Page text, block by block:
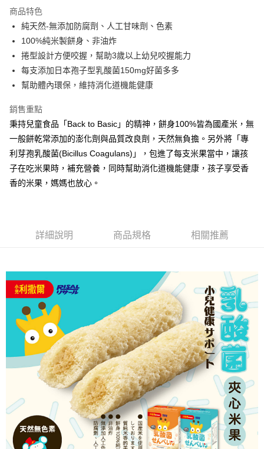
流程，驗證手機門號後，選擇欲分期的期數、繳款截止日，確認付款後即完
成交易。
3.實際核准額度、可分期數及費用金額請依後續交易確認頁面所載為準。
4.訂單成立30分鐘內，如未前往確認交易或遇審核未通過，訂單將自動取
法說明評估內容。
【繳款方式說明】
1.分期款項不併入電信帳單，「大哥付你分期」於每月結算日後寄送繳費提
醒簡訊。
帳／街口支付／iPASS MONEY」等通路繳費。
【注意事項】
1.本服務係由「台灣大哥大股份有限公司」（以下簡稱本公司）所提供，讓
用戶於交易時，得透過本服務購買商品或服務，並由商店將買賣／分期付款
買賣價金債權讓與本公司後，依約使用本公司帳單繳交帳款。
資料（包含姓名、電話或地址）提供予台灣大哥大進項蒐集、處理及利用，
【關於「AFTEE先享後付」】
AFTEE先享後付是「在收到商品之後才付款」的支付方式。 讓您購物簡單
便利好安心！
１．簡單：不需註冊會員、不需綁卡、不需儲值。
２．便利：只要手機號碼，簡訊認證，即可結帳。
３．安心：先確認商品／服務後，再付款。
【「AFTEE先享後付」結帳流程】
結帳頁面，進行簡訊認證並確認金額後，即可完成結帳。
３．收到繳費通知簡訊後14天內，點擊此簡訊中的連結，可透過四大超商／
ATM／網路銀行／等多元方式進行付款，方視為交易完成。
※ 請注意：結帳手續完成當下不需立刻繳費，但若您需要取消訂單，請聯絡
購買商品的店家。未經商家同意取消之訂單仍視為有效，需透過AFTEE先享
後付繳納相關費用。
※ 交易是否成功請以「AFTEE先享後付 」之結帳頁面顯示為準，若有關於
１．透過由恩沛科技股份有限公司提供之「AFTEE先享後付」服務完成之交
３．未成年的使用者請事先徵得法定代理人或監護人之同意方可使用
「AFTEE先享後付」，若未經同意申辦者引起之損失，本公司不負相關責
任。
４．使用「AFTEE先享後付」時，將依據個別帳號之用戶狀況，依本公司即
時審查核予不同之上限額度；若仍有額度不足之情形，本公司將視審查結果
請求用戶進行身份認證。
５．嚴禁一人註冊多個帳號或使用他人資訊註冊。若發現惡意使用之情形，
恩沛科技股份有限公司將有權停止該用戶之使用額度並採取法律行動。
ATM付款
全家取貨付款
每筆NT$65，滿NT$1,300(含以上)免運費
7-11取貨付款
每筆NT$65，滿NT$1,300(含以上)免運費
宅配
每筆NT$85，滿NT$1,300(含以上)免運費
商品特色
純天然-無添加防腐劑、人工甘味劑、色素
100%純米製餅身、非油炸
捲型設計方便咬握，幫助3歲以上幼兒咬握能力
每支添加日本孢子型乳酸菌150mg好菌多多
幫助體內環保，維持消化道機能健康
銷售重點
秉持兒童食品「Back to Basic」的精神，餅身100%皆為國產米，無
一般餅乾常添加的澎化劑與品質改良劑，天然無負擔。另外將「專
利芽孢乳酸菌(Bicillus Coagulans)」，包進了每支米果當中，讓孩
子在吃米果時，補充營養，同時幫助消化道機能健康，孩子享受香
香的米果，媽媽也放心。
詳細說明 商品規格 相關推薦